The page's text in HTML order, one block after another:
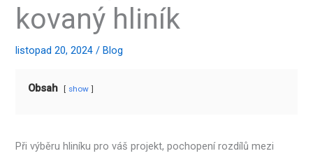
kovaný hliník
listopad 20, 2024/Blog
Obsah show
Při výběru hliníku pro váš projekt, pochopení rozdílů mezi